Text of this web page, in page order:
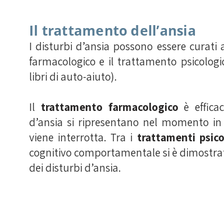
Il trattamento dell’ansia
I disturbi d’ansia possono essere
farmacologico e il trattamento
libri di auto-aiuto).
Il trattamento farmacologico è
d’ansia si ripresentano nel momento
viene interrotta. Tra i trattamenti
cognitivo comportamentale si è
dei disturbi d’ansia.